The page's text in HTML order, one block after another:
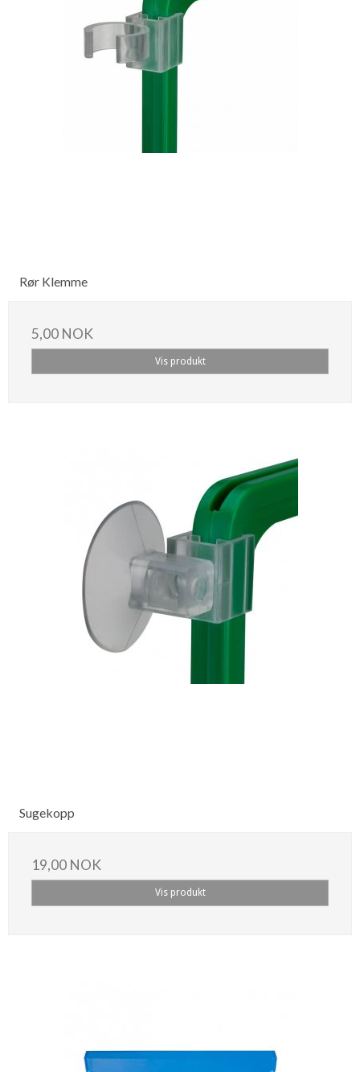
Rør Klemme
5,00 NOK
Vis produkt
Sugekopp
19,00 NOK
Vis produkt